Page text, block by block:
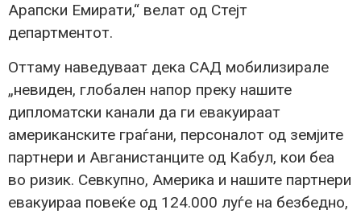
Арапски Емирати,“ велат од Стејт
департментот.
Оттаму наведуваат дека САД мобилизирале
„невиден, глобален напор преку нашите
дипломатски канали да ги евакуираат
американските граѓани, персоналот од земјите
партнери и Авганистанците од Кабул, кои беа
во ризик. Севкупно, Америка и нашите партнери
евакуираа повеќе од 124.000 луѓе на безбедно,